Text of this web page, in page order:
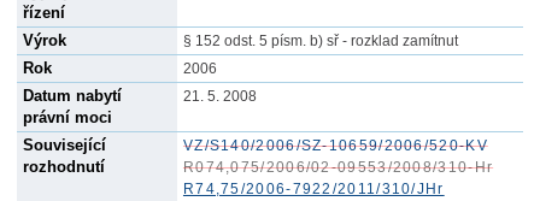
řízení
Výrok § 152 odst. 5 písm. b) sř - rozklad zamítnut
Rok 2006
Datum nabytí
právní moci
21. 5. 2008
Související
rozhodnutí
VZ/S140/2006/SZ-10659/2006/520-KV
R074,075/2006/02-09553/2008/310-Hr
R74,75/2006-7922/2011/310/JHr